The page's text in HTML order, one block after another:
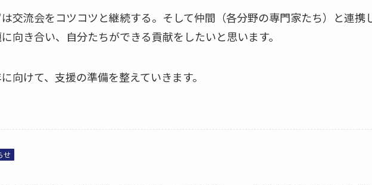
は交流会をコツコツと継続する。そして仲間（各分野の専門家たち）と連携
向き合い、自分たちができる貢献をしたいと思います。
向けて、支援の準備を整えていきます。
せ